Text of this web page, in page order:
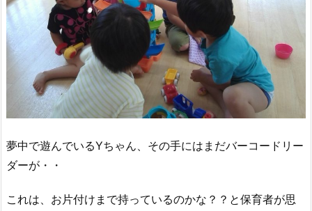
夢中で遊んでいるYちゃん、その手にはまだバーコードリー
ダーが・・
これは、お片付けまで持っているのかな？？と保育者が思